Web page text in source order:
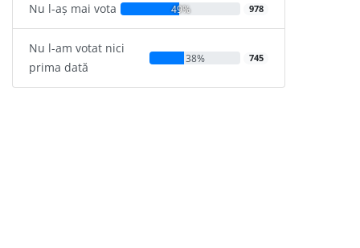
Nu l-aș mai vota 49% 978
Nu l-am votat nici
prima dată
38% 745